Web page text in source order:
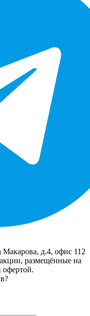
д.4, офис 112
размещённые на
офертой.